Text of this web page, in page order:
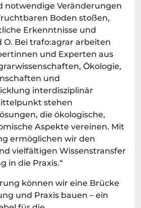
notwendige Veränderungen
Boden stoßen,
Erkenntnisse und
O. Bei trafo:agrar arbeiten
und Experten aus
Ökologie,
und
interdisziplinär
stehen
die ökologische,
Aspekte vereinen. Mit
ermöglichen wir den
vielfältigen Wissenstransfer
in die Praxis.“
können wir eine Brücke
und Praxis bauen – ein